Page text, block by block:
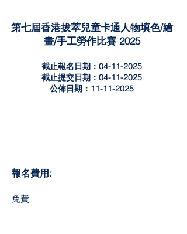
第七屆香港拔萃兒童卡通人物填色/繪
畫/手工勞作比賽 2025
截止報名日期：04-11-2025
截止提交日期：04-11-2025
公佈日期：11-11-2025
報名費用:
​免費